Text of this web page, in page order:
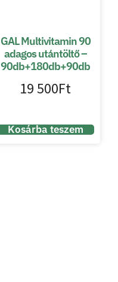
GAL Multivitamin 90
adagos utántöltő –
90db+180db+90db
19 500Ft
Kosárba teszem